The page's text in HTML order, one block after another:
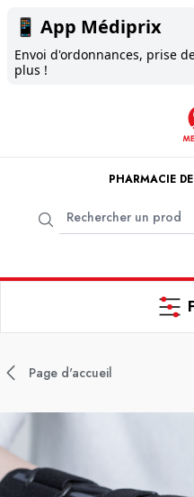
📱 App Médiprix
Envoi d'ordonnances, prise
plus !
PHARMACIE
Page d'accueil